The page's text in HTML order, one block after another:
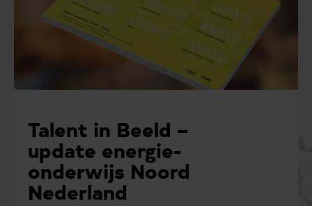
Talent in Beeld –
update energie-
onderwijs Noord
Nederland